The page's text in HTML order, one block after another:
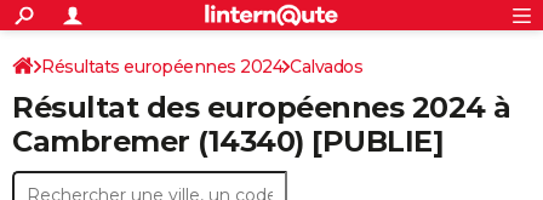
ACTUALITÉS
Politique
Société
Faits Divers
Education
Monde
Villes
+
SPORT
Coupe du monde 2026
Football
Tennis
Cyclisme
Rugby
Forum
CULTURE
Programme TV
TNT
Streaming
Cinéma
Sorties cinéma
Musique
+
FINANCE
S'inscrire
Connexion
Résultats européennes 2024 Calvados
Résultat des européennes 2024 à
Cambremer (14340) [PUBLIE]